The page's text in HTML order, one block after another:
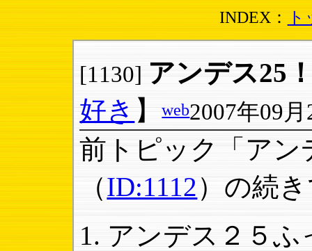
INDEX：
[1130] アンデス25
好き 】web2007年09
前トピック「アン
（ID:1112）の続
アンデス２５ふ